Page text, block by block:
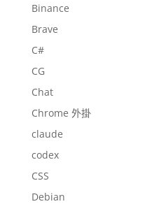
Binance
Brave
C#
CG
Chat
Chrome 外掛
claude
codex
CSS
Debian